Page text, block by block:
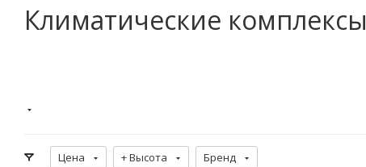
Климатические комплексы
Цена + Высота Бренд